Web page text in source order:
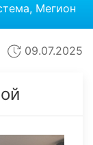
Мегион
09.07.2025